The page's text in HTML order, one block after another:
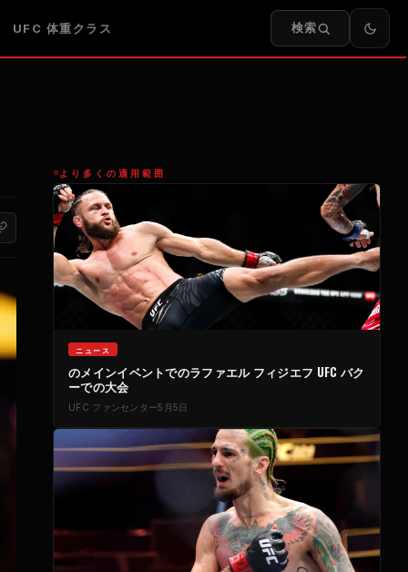
UFC 体重クラス 検索
より多くの適用範囲
ニュース
のメインイベントでのラファエル フィジエフ UFC バク
ーでの大会
UFC ファンセンター5月5日